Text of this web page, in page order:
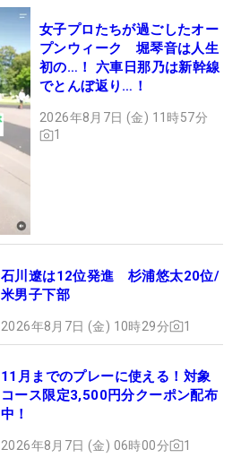
女子プロたちが過ごしたオー
プンウィーク 堀琴音は人生
初の…！ 六車日那乃は新幹線
でとんぼ返り…！
2026年8月7日 (金) 11時57分
1
石川遼は12位発進 杉浦悠太20位/
米男子下部
2026年8月7日 (金) 10時29分 1
11月までのプレーに使える！対象
コース限定3,500円分クーポン配布
中！
2026年8月7日 (金) 06時00分 1